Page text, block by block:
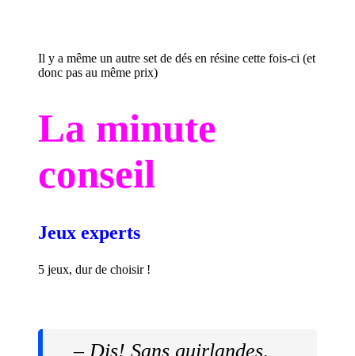
Il y a même un autre set de dés en résine cette fois-ci (et
donc pas au même prix)
La minute
conseil
Jeux experts
5 jeux, dur de choisir !
– Dis! Sans guirlandes,